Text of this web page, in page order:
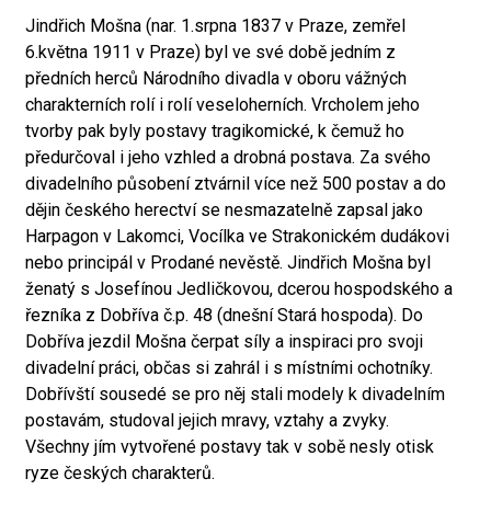
Jindřich Mošna (nar. 1.srpna 1837 v Praze, zemřel
6.května 1911 v Praze) byl ve své době jedním z
předních herců Národního divadla v oboru vážných
charakterních rolí i rolí veseloherních. Vrcholem jeho
tvorby pak byly postavy tragikomické, k čemuž ho
předurčoval i jeho vzhled a drobná postava. Za svého
divadelního působení ztvárnil více než 500 postav a do
dějin českého herectví se nesmazatelně zapsal jako
Harpagon v Lakomci, Vocílka ve Strakonickém dudákovi
nebo principál v Prodané nevěstě. Jindřich Mošna byl
ženatý s Josefínou Jedličkovou, dcerou hospodského a
řezníka z Dobříva č.p. 48 (dnešní Stará hospoda). Do
Dobříva jezdil Mošna čerpat síly a inspiraci pro svoji
divadelní práci, občas si zahrál i s místními ochotníky.
Dobřívští sousedé se pro něj stali modely k divadelním
postavám, studoval jejich mravy, vztahy a zvyky.
Všechny jím vytvořené postavy tak v sobě nesly otisk
ryze českých charakterů.